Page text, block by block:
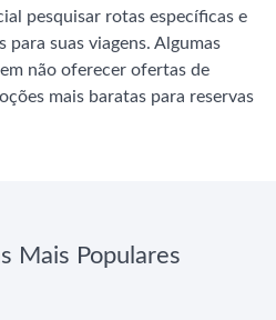
pesquisar rotas específicas e
suas viagens. Algumas
não oferecer ofertas de
mais baratas para reservas
Mais Populares